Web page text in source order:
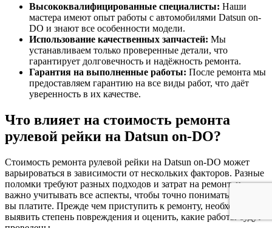
Высококвалифицированные специалисты: Наши
мастера имеют опыт работы с автомобилями Datsun on-
DO и знают все особенности модели.
Использование качественных запчастей: Мы
устанавливаем только проверенные детали, что
гарантирует долговечность и надёжность ремонта.
Гарантия на выполненные работы: После ремонта мы
предоставляем гарантию на все виды работ, что даёт
уверенность в их качестве.
Что влияет на стоимость ремонта
рулевой рейки на Datsun on-DO?
Стоимость ремонта рулевой рейки на Datsun on-DO может
варьироваться в зависимости от нескольких факторов. Разные
поломки требуют разных подходов и затрат на ремонт, и
важно учитывать все аспекты, чтобы точно понимать, за что
вы платите. Прежде чем приступить к ремонту, необходимо
выявить степень повреждения и оценить, какие работы будут